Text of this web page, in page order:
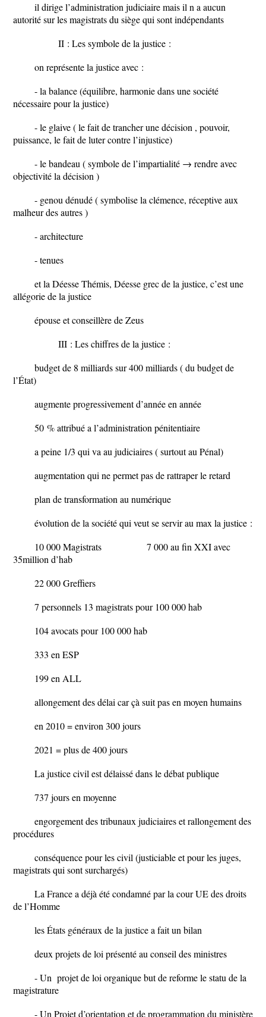
il dirige l’administration judiciaire mais il n a aucun
autorité sur les magistrats du siège qui sont indépendants
II : Les symbole de la justice :
on représente la justice avec :
- la balance (équilibre, harmonie dans une société
nécessaire pour la justice)
- le glaive ( le fait de trancher une décision , pouvoir,
puissance, le fait de luter contre l’injustice)
- le bandeau ( symbole de l’impartialité → rendre avec
objectivité la décision )
- genou dénudé ( symbolise la clémence, réceptive aux
malheur des autres )
- architecture
- tenues
et la Déesse Thémis, Déesse grec de la justice, c’est une
allégorie de la justice
épouse et conseillère de Zeus
III : Les chiffres de la justice :
budget de 8 milliards sur 400 milliards ( du budget de
l’État)
augmente progressivement d’année en année
50 % attribué a l’administration pénitentiaire
a peine 1/3 qui va au judiciaires ( surtout au Pénal)
augmentation qui ne permet pas de rattraper le retard
plan de transformation au numérique
évolution de la société qui veut se servir au max la justice :
10 000 Magistrats 7 000 au fin XXI avec
35million d’hab
22 000 Greffiers
7 personnels 13 magistrats pour 100 000 hab
104 avocats pour 100 000 hab
333 en ESP
199 en ALL
allongement des délai car çà suit pas en moyen humains
en 2010 = environ 300 jours
2021 = plus de 400 jours
La justice civil est délaissé dans le débat publique
737 jours en moyenne
engorgement des tribunaux judiciaires et rallongement des
procédures
conséquence pour les civil (justiciable et pour les juges,
magistrats qui sont surchargés)
La France a déjà été condamné par la cour UE des droits
de l’Homme
les États généraux de la justice a fait un bilan
deux projets de loi présenté au conseil des ministres
- Un projet de loi organique but de reforme le statu de la
magistrature
- Un Projet d’orientation et de programmation du ministère